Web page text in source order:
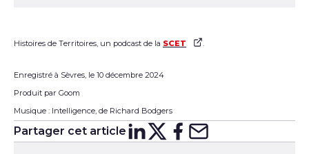
Histoires de Territoires, un podcast de la SCET
Enregistré à Sèvres, le 10 décembre 2024
Produit par Goom
Musique : Intelligence, de Richard Bodgers
Partager cet article Partager sur
Partager surX
Partager
Partager